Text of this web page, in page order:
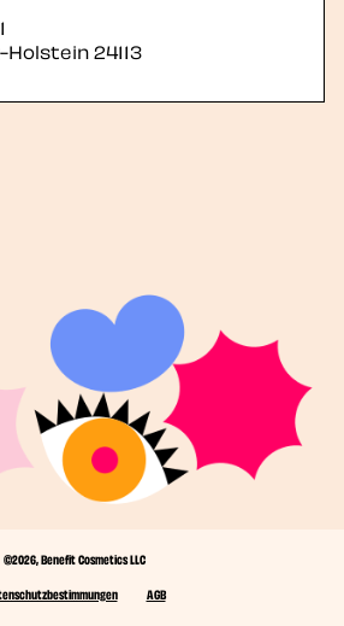
Holstein24113
©2026, Benefit Cosmetics LLC
AGB